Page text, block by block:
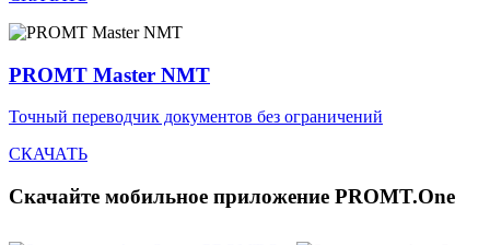
PROMT Master NMT
Точный переводчик документов без ограничений
СКАЧАТЬ
Скачайте мобильное приложение PROMT.One